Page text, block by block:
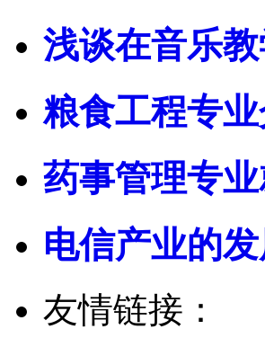
浅谈在音乐
粮食工程专
药事管理专
电信产业的
友情链接：